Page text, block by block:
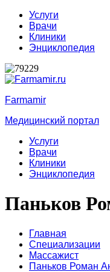
Услуги
Врачи
Клиники
Энциклопедия
Farmamir
Медицинский портал
Услуги
Врачи
Клиники
Энциклопедия
Паньков
Главная
Специализации
Массажист
Паньков Роман